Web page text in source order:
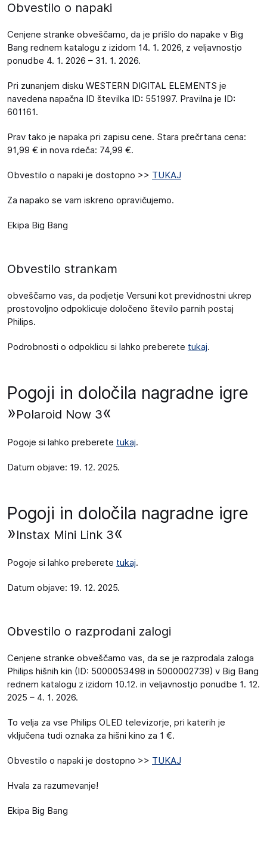
Obvestilo o napaki
Cenjene stranke obveščamo, da je prišlo do napake v Big
Bang rednem katalogu z izidom 14. 1. 2026, z veljavnostjo
ponudbe 4. 1. 2026 – 31. 1. 2026.
Pri zunanjem disku WESTERN DIGITAL ELEMENTS je
navedena napačna ID številka ID: 551997. Pravilna je ID:
601161.
Prav tako je napaka pri zapisu cene. Stara prečrtana cena:
91,99 € in nova rdeča: 74,99 €.
Obvestilo o napaki je dostopno >> TUKAJ
Za napako se vam iskreno opravičujemo.
Ekipa Big Bang
Obvestilo strankam
obveščamo vas, da podjetje Versuni kot previdnostni ukrep
prostovoljno odpoklicuje določeno število parnih postaj
Philips.
Podrobnosti o odpoklicu si lahko preberete tukaj.
Pogoji in določila nagradne igre
»Polaroid Now 3«
Pogoje si lahko preberete tukaj.
Datum objave: 19. 12. 2025.
Pogoji in določila nagradne igre
»Instax Mini Link 3«
Pogoje si lahko preberete tukaj.
Datum objave: 19. 12. 2025.
Obvestilo o razprodani zalogi
Cenjene stranke obveščamo vas, da se je razprodala zaloga
Philips hišnih kin (ID: 5000053498 in 5000002739) v Big Bang
rednem katalogu z izidom 10.12. in veljavnostjo ponudbe 1. 12.
2025 – 4. 1. 2026.
To velja za vse Philips OLED televizorje, pri katerih je
vključena tudi oznaka za hišni kino za 1 €.
Obvestilo o napaki je dostopno >> TUKAJ
Hvala za razumevanje!
Ekipa Big Bang